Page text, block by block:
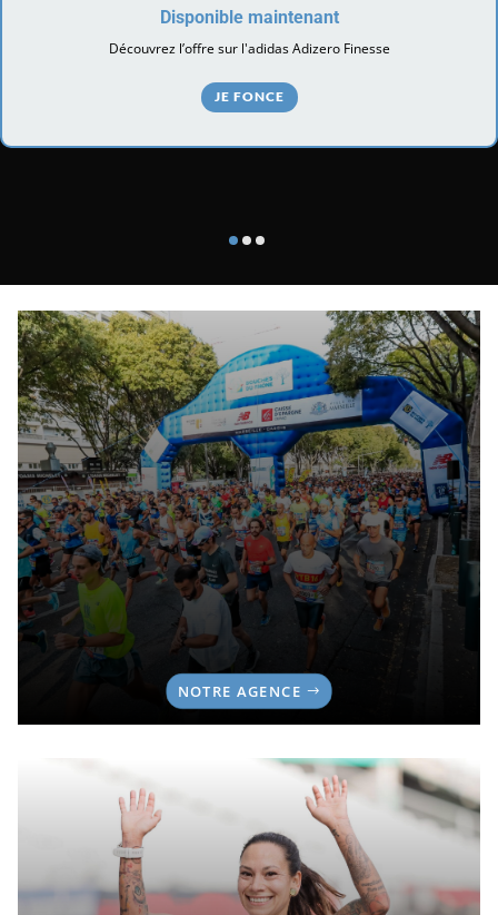
Disponible maintenant
Découvrez l’offre sur l'adidas Adizero Finesse
JE FONCE
NOTRE AGENCE